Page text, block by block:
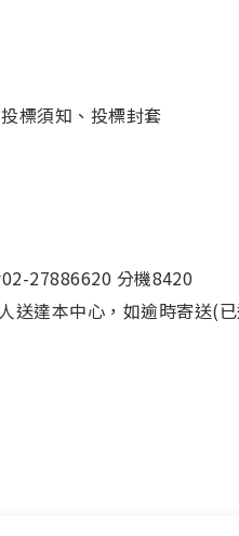
標須知、投標封套
27886620 分機8420
送達本中心，如逾時寄送(